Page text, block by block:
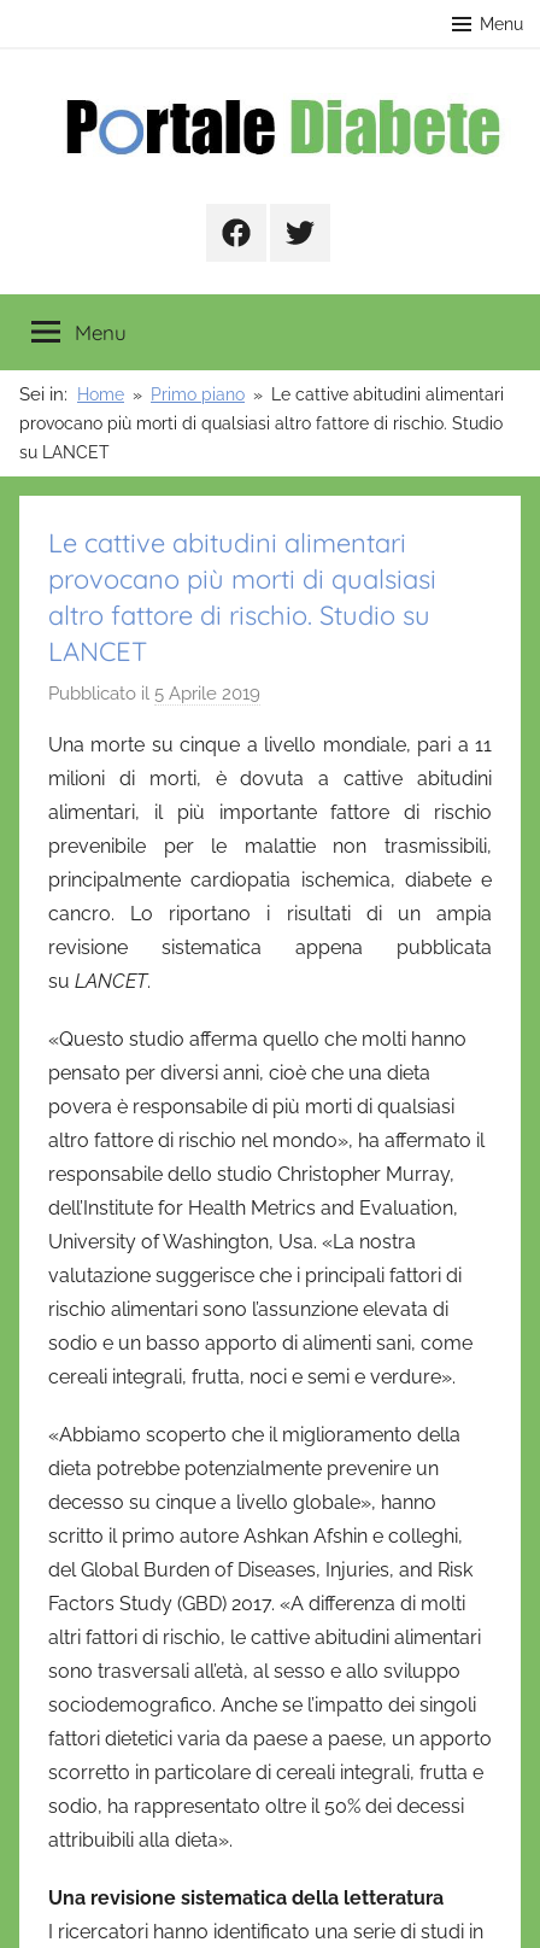
Menu
FacebookTwitter
Menu
Sei in: Home Primo piano
Le cattive abitudini alimentari
provocano più morti di qualsiasi altro fattore di rischio. Studio
su LANCET
Le cattive abitudini alimentari
provocano più morti di qualsiasi
altro fattore di rischio. Studio su
LANCET
Pubblicato il 5 Aprile 2019
D
a
n
i
e
O
n
o
f
Una morte su cinque a livello mondiale, pari a 11
milioni di morti, è dovuta a cattive abitudini
alimentari, il più importante fattore di rischio
prevenibile per le malattie non trasmissibili,
principalmente cardiopatia ischemica, diabete e
cancro. Lo riportano i risultati di un ampia
revisione sistematica appena pubblicata
su LANCET.
«Questo studio afferma quello che molti hanno
pensato per diversi anni, cioè che una dieta
povera è responsabile di più morti di qualsiasi
altro fattore di rischio nel mondo», ha affermato il
responsabile dello studio Christopher Murray,
dell’Institute for Health Metrics and Evaluation,
University of Washington, Usa. «La nostra
valutazione suggerisce che i principali fattori di
rischio alimentari sono l’assunzione elevata di
sodio e un basso apporto di alimenti sani, come
cereali integrali, frutta, noci e semi e verdure».
«Abbiamo scoperto che il miglioramento della
dieta potrebbe potenzialmente prevenire un
decesso su cinque a livello globale», hanno
scritto il primo autore Ashkan Afshin e colleghi,
del Global Burden of Diseases, Injuries, and Risk
Factors Study (GBD) 2017. «A differenza di molti
altri fattori di rischio, le cattive abitudini alimentari
sono trasversali all’età, al sesso e allo sviluppo
sociodemografico. Anche se l’impatto dei singoli
fattori dietetici varia da paese a paese, un apporto
scorretto in particolare di cereali integrali, frutta e
sodio, ha rappresentato oltre il 50% dei decessi
attribuibili alla dieta».
Una revisione sistematica della letteratura
I ricercatori hanno identificato una serie di studi in